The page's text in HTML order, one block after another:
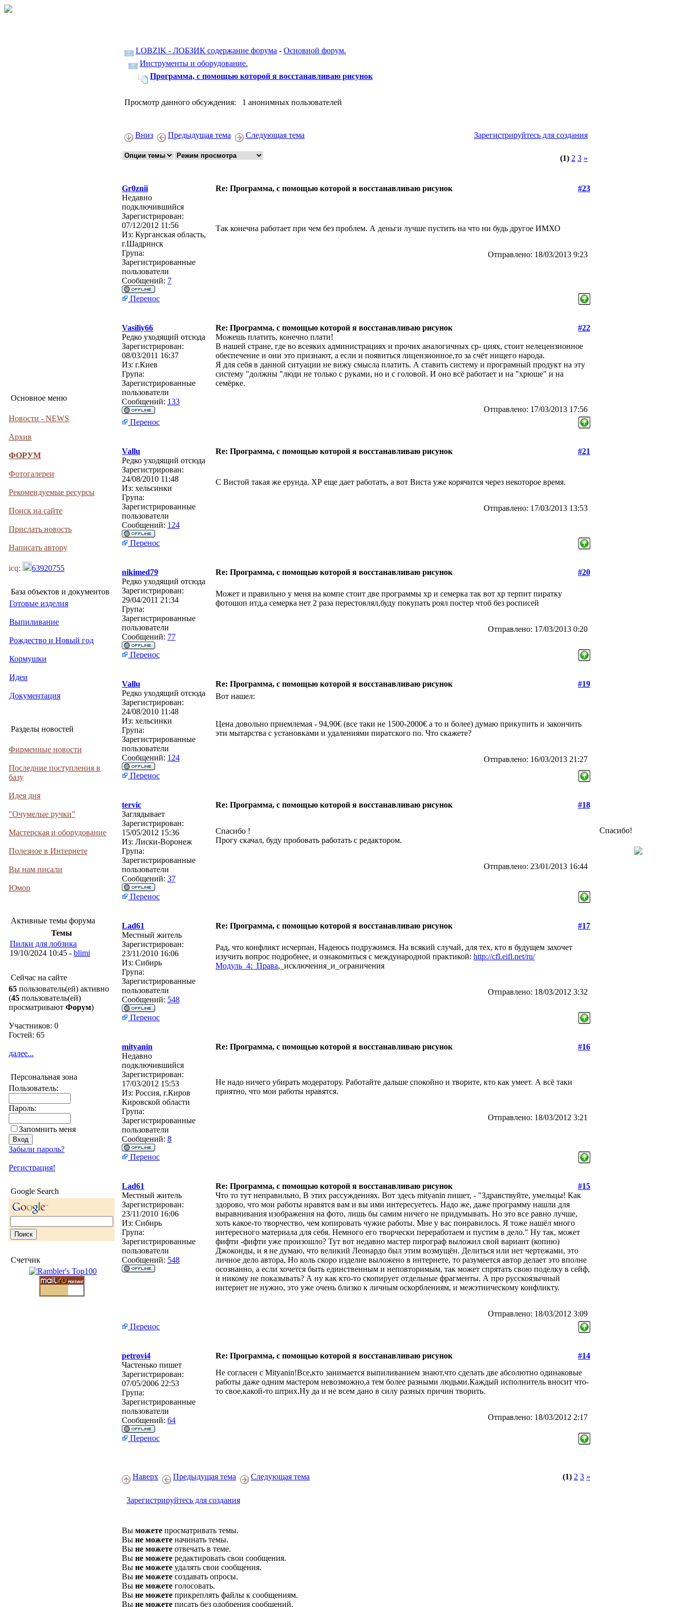
Основное меню
Новости - NEWS
Архив
ФОРУМ
Фотогалереи
Рекомендуемые ресурсы
Поиск на сайте
Прислать новость
Написать автору
icq: 63920755
База объектов и документов
Готовые изделия
Выпиливание
Рождество и Новый год
Кормушки
Идеи
Документация
Разделы новостей
Фирменные новости
Последние поступления в
базу
Идея дня
"Очумелые ручки"
Мастерская и оборудование
Полезное в Интернете
Вы нам писали
Юмор
Активные темы форума
Темы
Пилки для лобзика
19/10/2024 10:45 - blimi
Сейчас на сайте
65 пользователь(ей) активно
(45 пользователь(ей)
просматривают Форум)
Участников: 0
Гостей: 65
далее...
Персональная зона
Пользователь:
Пароль:
Запомнить меня
Забыли пароль?
Регистрация!
Google Search
Счетчик
LOBZIK - ЛОБЗИК содержание форума - Основной форум.
Инструменты и оборудование.
Программа, с помощью которой я восстанавливаю рисунок
Просмотр данного обсуждения: 1 анонимных пользователей
Вниз Предыдущая тема Следующая тема Зарегистрируйтесь для создания
(1) 2 3 »
Gr0znii Re: Программа, с помощью которой я восстанавливаю рисунок
#23
Недавно
подключившийся
Зарегистрирован:
07/12/2012 11:56
Из: Курганская область,
г.Шадринск
Група:
Зарегистрированные
пользователи
Сообщений: 7
Так конечна работает при чем без проблем. А деньги лучше пустить на что ни будь другое ИМХО
Отправлено: 18/03/2013 9:23
Перенос
Vasiliy66 Re: Программа, с помощью которой я восстанавливаю рисунок
#22
Редко уходящий отсюда
Зарегистрирован:
08/03/2011 16:37
Из: г.Киев
Група:
Зарегистрированные
пользователи
Сообщений: 133
Можешь платить, конечно плати!
В нашей стране, где во всеяких администрациях и прочих аналогичных ср- циях, стоит нелецензионное
обеспечение и они это признают, а если и появиться лицензионное,то за счёт нищего народа.
Я для себя в данной ситуации не вижу смысла платить. А ставить систему и програмный продукт на эту
систему "должны "люди не только с руками, но и с головой. И оно всё работает и на "хрюше" и на
семёрке.
Отправлено: 17/03/2013 17:56
Перенос
Vallu Re: Программа, с помощью которой я восстанавливаю рисунок
#21
Редко уходящий отсюда
Зарегистрирован:
24/08/2010 11:48
Из: хельсинки
Група:
Зарегистрированные
пользователи
Сообщений: 124
С Вистой такая же ерунда. ХР еще дает работать, а вот Виста уже корячится через некоторое время.
Отправлено: 17/03/2013 13:53
Перенос
nikimed79 Re: Программа, с помощью которой я восстанавливаю рисунок
#20
Редко уходящий отсюда
Зарегистрирован:
29/04/2011 21:34
Група:
Зарегистрированные
пользователи
Сообщений: 77
Может и правильно у меня на компе стоит две программы xp и семерка так вот хр терпит пиратку
фотошоп итд,а семерка нет 2 раза перестовлял,буду покупать роял постер чтоб без росписей
Отправлено: 17/03/2013 0:20
Перенос
Vallu Re: Программа, с помощью которой я восстанавливаю рисунок
#19
Редко уходящий отсюда
Зарегистрирован:
24/08/2010 11:48
Из: хельсинки
Група:
Зарегистрированные
пользователи
Сообщений: 124
Вот нашел:
Цена довольно приемлемая - 94,90€ (все таки не 1500-2000€ а то и более) думаю прикупить и закончить
эти мытарства с установками и удалениями пиратского по. Что скажете?
Отправлено: 16/03/2013 21:27
Перенос
tervic Re: Программа, с помощью которой я восстанавливаю рисунок
#18
Заглядывает
Зарегистрирован:
15/05/2012 15:36
Из: Лиски-Воронеж
Група:
Зарегистрированные
пользователи
Сообщений: 37
Спасибо !
Прогу скачал, буду пробовать работать с редактором.
Отправлено: 23/01/2013 16:44
Перенос
Lad61 Re: Программа, с помощью которой я восстанавливаю рисунок
#17
Местный житель
Зарегистрирован:
23/11/2010 16:06
Из: Сибирь
Група:
Зарегистрированные
пользователи
Сообщений: 548
Рад, что конфликт исчерпан, Надеюсь подружимся. На всякий случай, для тех, кто в будущем захочет
изучить вопрос подробнее, и ознакомиться с международной практикой: http://cfl.eifl.net/ru/
Модуль_4:_Права,_исключения_и_ограничения
Отправлено: 18/03/2012 3:32
Перенос
mityanin Re: Программа, с помощью которой я восстанавливаю рисунок
#16
Недавно
подключившийся
Зарегистрирован:
17/03/2012 15:53
Из: Россия, г.Киров
Кировской области
Група:
Зарегистрированные
пользователи
Сообщений: 8
Не надо ничего убирать модератору. Работайте дальше спокойно и творите, кто как умеет. А всё таки
приятно, что мои работы нравятся.
Отправлено: 18/03/2012 3:21
Перенос
Lad61 Re: Программа, с помощью которой я восстанавливаю рисунок
#15
Местный житель
Зарегистрирован:
23/11/2010 16:06
Из: Сибирь
Група:
Зарегистрированные
пользователи
Сообщений: 548
Что то тут неправильно, В этих рассуждениях. Вот здесь mityanin пишет, - "Здравствуйте, умельцы! Как
здорово, что мои работы нравятся вам и вы ими интересуетесь. Надо же, даже программу нашли для
выравнивания изображения на фото, лишь бы самим ничего не придумывать. Но это все равно лучше,
хоть какое-то творчество, чем копировать чужие работы. Мне у вас понравилось. Я тоже нашёл много
интересного материала для себя. Немного его творчески переработаем и пустим в дело." Ну так, может
фифти -фифти уже произошло? Тут вот недавно мастер пирограф выложил свой вариант (копию)
Джоконды, и я не думаю, что великий Леонардо был этим возмущён. Делиться или нет чертежами, это
личное дело автора, Но коль скоро изделие выложено в интернете, то разумеется автор делает это вполне
осознанно, а если хочется быть единственным и неповторимым, так может спрятать свою поделку в сейф,
и никому не показывать? А ну как кто-то скопирует отдельные фрагменты. А про русскоязычный
интернет не нужно, это уже очень близко к личным оскорблениям, и межэтническому конфликту.
Отправлено: 18/03/2012 3:09
Перенос
petrovi4 Re: Программа, с помощью которой я восстанавливаю рисунок
#14
Частенько пишет
Зарегистрирован:
07/05/2006 22:53
Група:
Зарегистрированные
пользователи
Сообщений: 64
Не согласен с Mityanin!Все,кто занимается выпиливанием знают,что сделать две абсолютно одинаковые
работы даже одним мастером невозможно,а тем более разными людьми.Каждый исполнитель вносит что-
то свое,какой-то штрих.Ну да и не всем дано в силу разных причин творить.
Отправлено: 18/03/2012 2:17
Перенос
Наверх Предыдущая тема Следующая тема (1) 2 3 »
Зарегистрируйтесь для создания
Вы можете просматривать темы.
Вы не можете начинать темы.
Вы не можете отвечать в теме.
Вы не можете редактировать свои сообщения.
Вы не можете удалять свои сообщения.
Вы не можете создавать опросы.
Вы не можете голосовать.
Вы не можете прикреплять файлы к сообщениям.
Вы не можете писать без одобрения сообщений.
Спасибо!